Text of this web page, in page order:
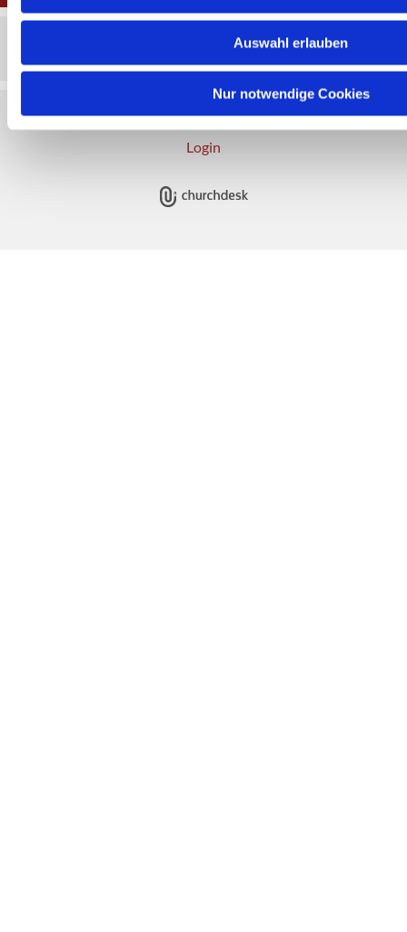
Auswahl erlauben
Nur notwendige Cookies
Impressum Datenschutzerklärung
ChurchDesk-
Login